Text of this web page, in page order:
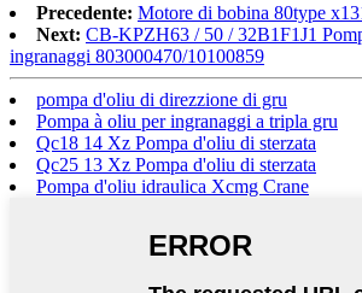
Precedente: Motore di bobina 80type
Next: CB-KPZH63 / 50 / 32B1F1J1
ingranaggi 803000470/10100859
pompa d'oliu di direzzione di gru
Pompa à oliu per ingranaggi a tripla gru
Qc18 14 Xz Pompa d'oliu di sterzata
Qc25 13 Xz Pompa d'oliu di sterzata
Pompa d'oliu idraulica Xcmg Crane